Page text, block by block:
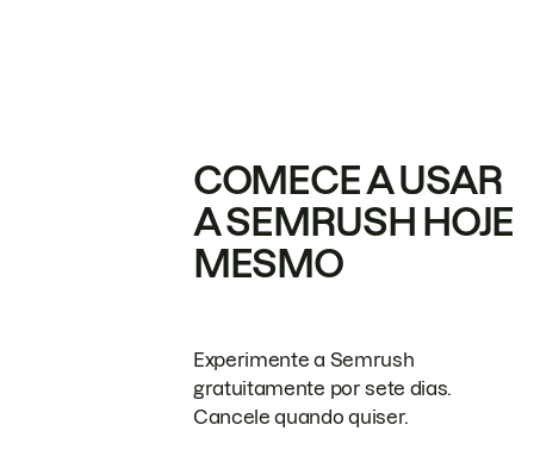
COMECE A USAR
A SEMRUSH HOJE
MESMO
Experimente a Semrush
gratuitamente por sete dias.
Cancele quando quiser.